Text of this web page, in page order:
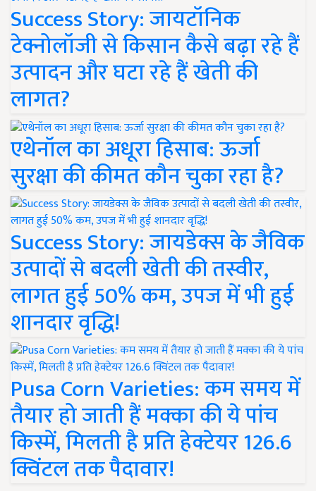
Success Story: जायटॉनिक
टेक्नोलॉजी से किसान कैसे बढ़ा रहे हैं
उत्पादन और घटा रहे हैं खेती की
लागत?
एथेनॉल का अधूरा हिसाब: ऊर्जा
सुरक्षा की कीमत कौन चुका रहा है?
Success Story: जायडेक्स के जैविक
उत्पादों से बदली खेती की तस्वीर,
लागत हुई 50% कम, उपज में भी हुई
शानदार वृद्धि!
Pusa Corn Varieties: कम समय में
तैयार हो जाती हैं मक्का की ये पांच
किस्में, मिलती है प्रति हेक्टेयर 126.6
क्विंटल तक पैदावार!